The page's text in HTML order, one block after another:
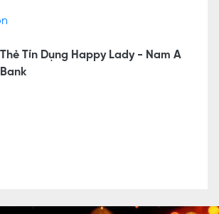
Thẻ Tín Dụng Happy Lady - Nam A
Bank